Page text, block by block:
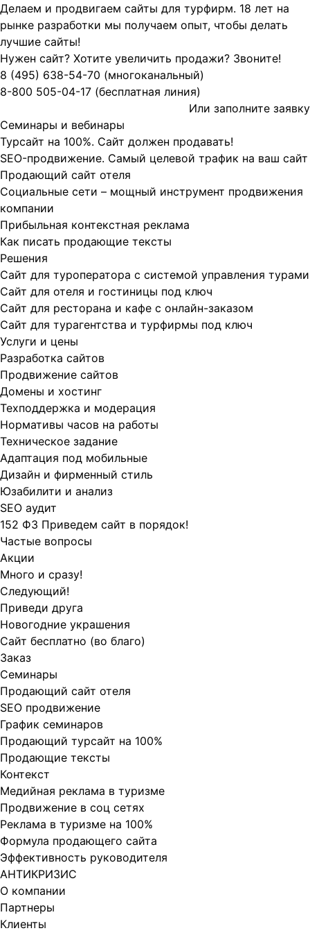
Делаем и продвигаем сайты для турфирм. 18 лет на
рынке разработки мы получаем опыт, чтобы делать
лучшие сайты!
Нужен сайт? Хотите увеличить продажи? Звоните!
8 (495) 638-54-70 (многоканальный)
8-800 505-04-17 (бесплатная линия)
Или заполните заявку
Семинары и вебинары
Турсайт на 100%. Сайт должен продавать!
SEO-продвижение. Самый целевой трафик на ваш сайт
Продающий сайт отеля
Социальные сети – мощный инструмент продвижения
компании
Прибыльная контекстная реклама
Как писать продающие тексты
Решения
Сайт для туроператора с системой управления турами
Сайт для отеля и гостиницы под ключ
Сайт для ресторана и кафе с онлайн-заказом
Сайт для турагентства и турфирмы под ключ
Услуги и цены
Разработка сайтов
Продвижение сайтов
Домены и хостинг
Техподдержка и модерация
Нормативы часов на работы
Техническое задание
Адаптация под мобильные
Дизайн и фирменный стиль
Юзабилити и анализ
SEO аудит
152 ФЗ Приведем сайт в порядок!
Частые вопросы
Акции
Много и сразу!
Следующий!
Приведи друга
Новогодние украшения
Сайт бесплатно (во благо)
Заказ
Cеминары
Продающий сайт отеля
SEO продвижение
График семинаров
Продающий турсайт на 100%
Продающие тексты
Контекст
Медийная реклама в туризме
Продвижение в соц сетях
Реклама в туризме на 100%
Формула продающего сайта
Эффективность руководителя
АНТИКРИЗИС
О компании
Партнеры
Клиенты